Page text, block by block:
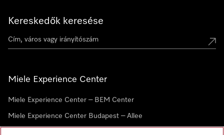
Kereskedők keresése
Miele Experience Center
Miele Experience Center – BEM Center
Miele Experience Center Budapest – Allee